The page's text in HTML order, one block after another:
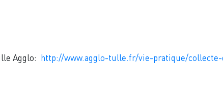
Agglo: http://www.agglo-tulle.fr/vie-pratique/